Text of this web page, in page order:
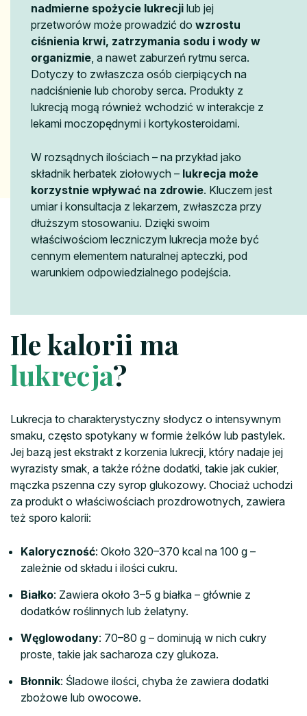
nadmierne spożycie lukrecji lub jej
przetworów może prowadzić do wzrostu
ciśnienia krwi, zatrzymania sodu i wody w
organizmie , a nawet zaburzeń rytmu serca.
Dotyczy to zwłaszcza osób cierpiących na
nadciśnienie lub choroby serca. Produkty z
lukrecją mogą również wchodzić w interakcje z
lekami moczopędnymi i kortykosteroidami.
W rozsądnych ilościach – na przykład jako
składnik herbatek ziołowych – lukrecja może
korzystnie wpływać na zdrowie. Kluczem jest
umiar i konsultacja z lekarzem, zwłaszcza przy
dłuższym stosowaniu. Dzięki swoim
właściwościom leczniczym lukrecja może być
cennym elementem naturalnej apteczki, pod
warunkiem odpowiedzialnego podejścia.
Ile kalorii ma
lukrecja?
Lukrecja to charakterystyczny słodycz o intensywnym
smaku, często spotykany w formie żelków lub pastylek.
Jej bazą jest ekstrakt z korzenia lukrecji, który nadaje jej
wyrazisty smak, a także różne dodatki, takie jak cukier,
mączka pszenna czy syrop glukozowy. Chociaż uchodzi
za produkt o właściwościach prozdrowotnych, zawiera
też sporo kalorii:
Kaloryczność: Około 320–370 kcal na 100 g –
zależnie od składu i ilości cukru.
Białko: Zawiera około 3–5 g białka – głównie z
dodatków roślinnych lub żelatyny.
Węglowodany: 70–80 g – dominują w nich cukry
proste, takie jak sacharoza czy glukoza.
Błonnik: Śladowe ilości, chyba że zawiera dodatki
zbożowe lub owocowe.